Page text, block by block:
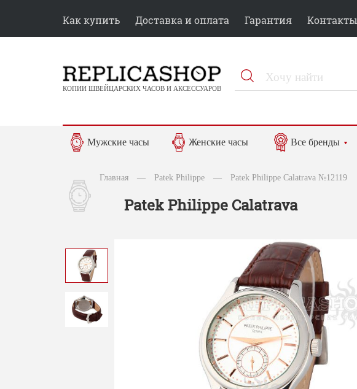
Как купить Доставка и оплата Гарантия Контакты
КОПИИ ШВЕЙЦАРСКИХ ЧАСОВ И АКСЕССУАРОВ
Мужские часы Женские часы Все бренды
Главная — Patek Philippe — Patek Philippe Calatrava №12119
Patek Philippe Calatrava